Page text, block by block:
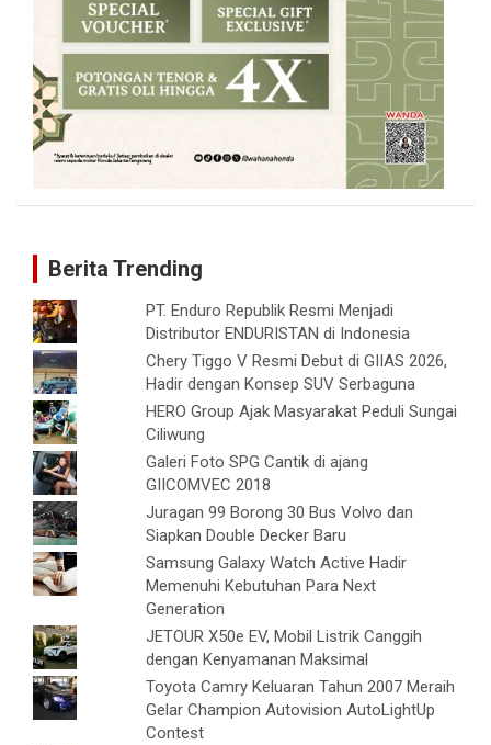
Berita Trending
PT. Enduro Republik Resmi Menjadi
Distributor ENDURISTAN di Indonesia
Chery Tiggo V Resmi Debut di GIIAS 2026,
Hadir dengan Konsep SUV Serbaguna
HERO Group Ajak Masyarakat Peduli Sungai
Ciliwung
Galeri Foto SPG Cantik di ajang
GIICOMVEC 2018
Juragan 99 Borong 30 Bus Volvo dan
Siapkan Double Decker Baru
Samsung Galaxy Watch Active Hadir
Memenuhi Kebutuhan Para Next
Generation
JETOUR X50e EV, Mobil Listrik Canggih
dengan Kenyamanan Maksimal
Toyota Camry Keluaran Tahun 2007 Meraih
Gelar Champion Autovision AutoLightUp
Contest